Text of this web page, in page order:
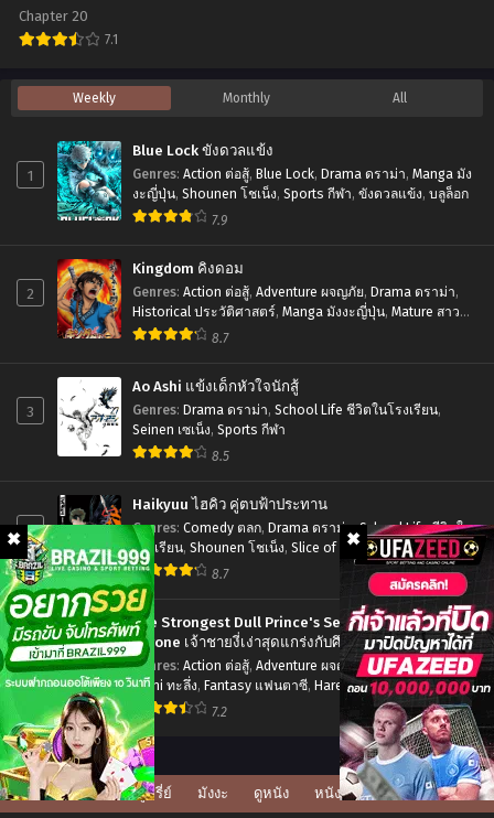
Chapter 17
มิถุนายน 29, 2023
Chapter 15
มิถุนายน 29, 2023
Chapter 14
Chapter 13
มิถุนายน 29, 2023
Chapter 12
มิถุนายน 29, 2023
Chapter 11
Chapter 9
มิถุนายน 29, 2023
Chapter 8
มิถุนายน 29, 2023
มิถุนายน 29, 2023 มิถุนายน 29, 2023
Chapter 5
มิถุนายน 29, 2023
Chapter 4
Chapter 3
มิถุนายน 29, 2023
Chapter 2
Chapter 1
มิถุนายน 29, 2023
ภัย
ของ
เวท
หน้า
ไร้
สาว
Chapter 20
7.1
Gunbured
x
Sisters
เรด
เตอร
X
กระสุน
เดือด
Weekly Monthly All
1
Blue Lock ขังดวลแข้ง
Genres: Action ต่อสู้, Blue Lock, Drama ดราม่า, Manga มัง
งะญี่ปุ่น, Shounen โชเน็ง, Sports กีฬา, ขังดวลแข้ง, บลูล็อก
7.9
2
Kingdom คิงดอม
Genres: Action ต่อสู้, Adventure ผจญภัย, Drama ดราม่า,
Historical ประวัติศาสตร์, Manga มังงะญี่ปุ่น, Mature สาว
ใหญ่,Seinen เซเน็ง
8.7
3
Ao Ashi แข้งเด็กหัวใจนักสู้
Genres: Drama ดราม่า, School Life ชีวิตในโรงเรียน,
Seinen เซเน็ง, Sports กีฬา
8.5
4
Haikyuu ไฮคิว คู่ตบฟ้าประทาน
Genres: Comedy ตลก, Drama ดราม่า,School Life ชีวิตใน
โรงเรียน, Shounen โชเน็ง, Slice of Life รั้วโรงเรียน,
Sports กีฬา
8.7
5
The Strongest Dull Prince's Secret Battle for the
Throne เจ้าชายงี่เง่าสุดแกร่งกับศึกชิงราชสมบัติ
Genres: Action ต่อสู้, Adventure ผจญภัย ,Drama ดราม่า,
Ecchi ทะลึ่ง, Fantasy แฟนตาซี, Harem ฮาเร็ม,Manga มังงะ
ญี่ปุ่น,Romance โรแมนติก
7.2
ดูซีรี่ย์ มังงะ ดูหนัง หนังโป๊